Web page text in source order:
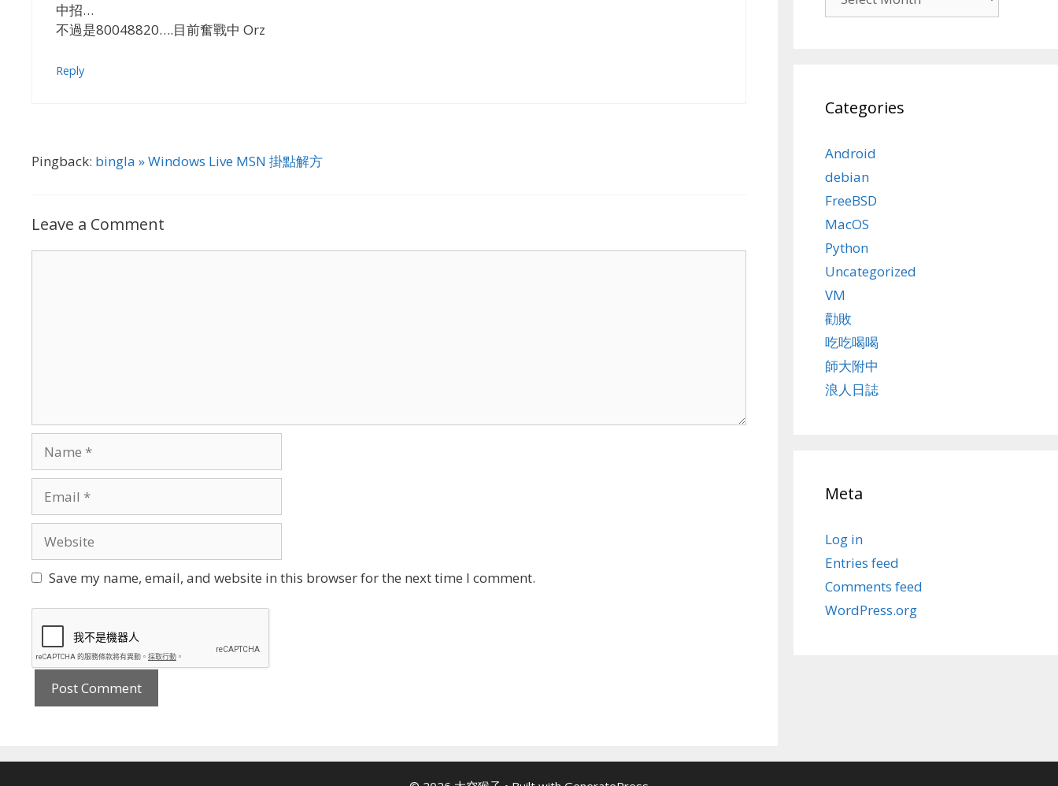
中招…
不過是80048820….目前奮戰中 Orz
Reply
Pingback: bingla » Windows Live MSN 掛點解方
Leave a Comment
Save my name, email, and website in this browser for the next time I comment.
Categories
Android
debian
FreeBSD
MacOS
Python
Uncategorized
VM
勸敗
吃吃喝喝
師大附中
浪人日誌
Meta
Log in
Entries feed
Comments feed
WordPress.org